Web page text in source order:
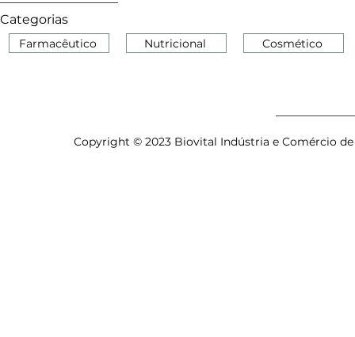
Categorias
Farmacêutico Nutricional Cosmético
Copyright © 2023 Biovital Indústria e Comércio de